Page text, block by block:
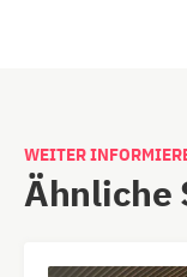
WEITER
Ähnliche